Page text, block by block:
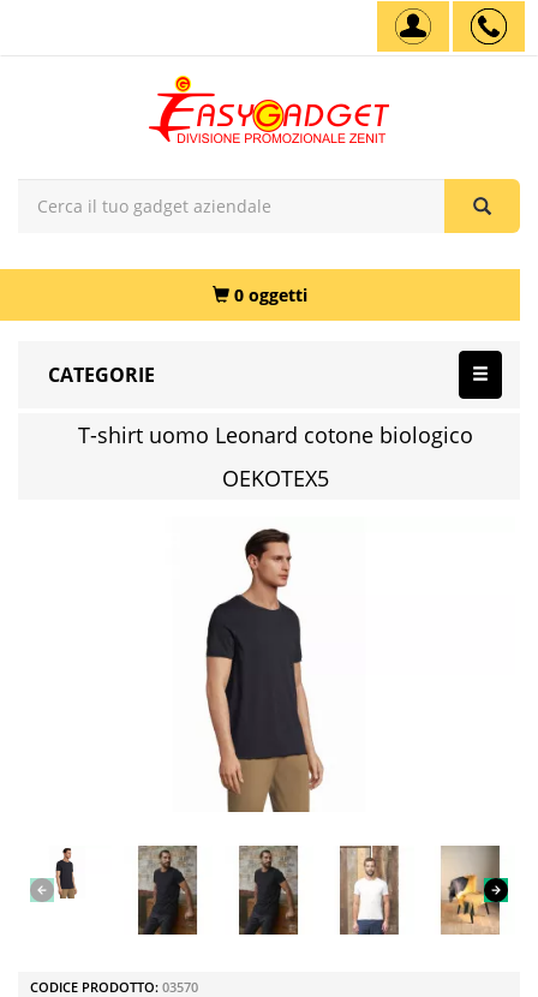
0 oggetti
CATEGORIE
T-shirt uomo Leonard cotone biologico
OEKOTEX5
CODICE PRODOTTO: 03570